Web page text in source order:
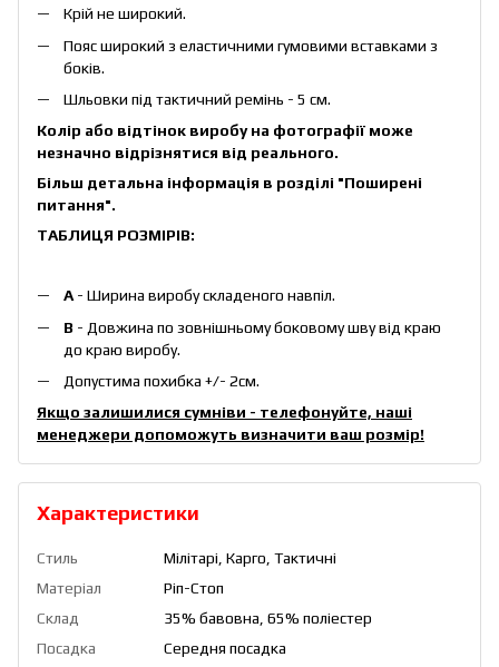
Крій не широкий.
Пояс широкий з еластичними гумовими вставками з
боків.
Шльовки під тактичний ремінь - 5 см.
Колір або відтінок виробу на фотографії може
незначно відрізнятися від реального.
Більш детальна інформація в розділі "Поширені
питання".
ТАБЛИЦЯ РОЗМІРІВ:
А- Ширина виробу складеного навпіл.
B - Довжина по зовнішньому боковому шву від краю
до краю виробу.
Допустима похибка +/- 2см.
Якщо залишилися сумніви - телефонуйте, наші
менеджери допоможуть визначити ваш розмір!
Характеристики
Стиль
Мілітарі, Карго, Тактичні
Матеріал
Ріп-Стоп
Склад
35% бавовна, 65% поліестер
Посадка
Середня посадка